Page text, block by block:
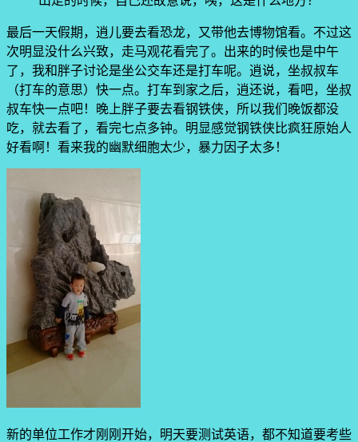
最后一天假期，逍儿要去看恐龙，又带他去博物馆看。不过这
次明显没什么兴致，走马观花看完了。出来的时候也是中午
了，我和胖子讨论是坐公交车还是打车呢。逍说，坐叔叔车
（打车的意思）快一点。打车到家之后，逍还说，看吧，坐叔
叔车快一点吧！晚上胖子要去看钢铁侠，所以我们晚饭都没
吃，就去看了，看完七点多钟。明显感觉钢铁侠比疯狂原始人
好看啊！看来我的幽默细胞太少，暴力因子太多！
新的单位工作才刚刚开始，明天要测试英语，都不知道要考些